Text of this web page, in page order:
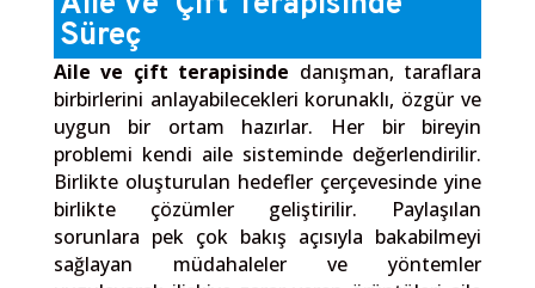
Süreç
Aile ve çift terapisinde danışman, taraflara
birbirlerini anlayabilecekleri korunaklı, özgür ve
uygun bir ortam hazırlar. Her bir bireyin
problemi kendi aile sisteminde değerlendirilir.
Birlikte oluşturulan hedefler çerçevesinde yine
birlikte çözümler geliştirilir. Paylaşılan
sorunlara pek çok bakış açısıyla bakabilmeyi
sağlayan müdahaleler ve yöntemler